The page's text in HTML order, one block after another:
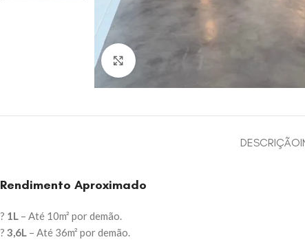
Clique para ampliar
DESCRIÇÃO
Rendimento Aproximado
? 1L – Até 10m² por demão.
? 3,6L – Até 36m² por demão.